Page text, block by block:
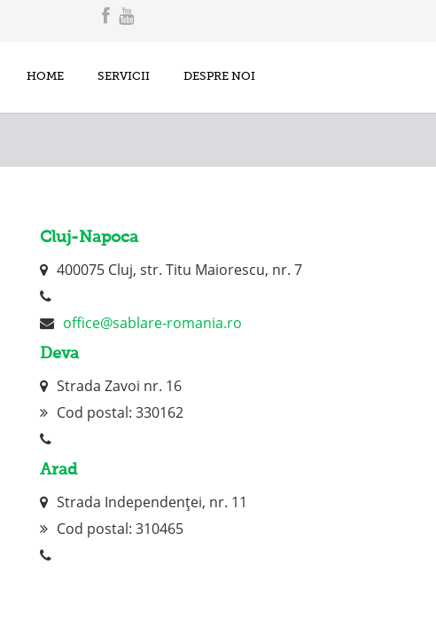
HOME SERVICII DESPRE NOI
Cluj-Napoca
400075 Cluj, str. Titu Maiorescu, nr. 7
office@sablare-romania.ro
Deva
Strada Zavoi nr. 16
Cod postal: 330162
Arad
Strada Independenței, nr. 11
Cod postal: 310465